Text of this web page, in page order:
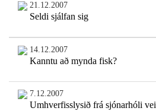
21.12.2007
Seldi sjálfan sig
14.12.2007
Kanntu að mynda fisk?
7.12.2007
Umhverfisslysið frá sjónarhóli